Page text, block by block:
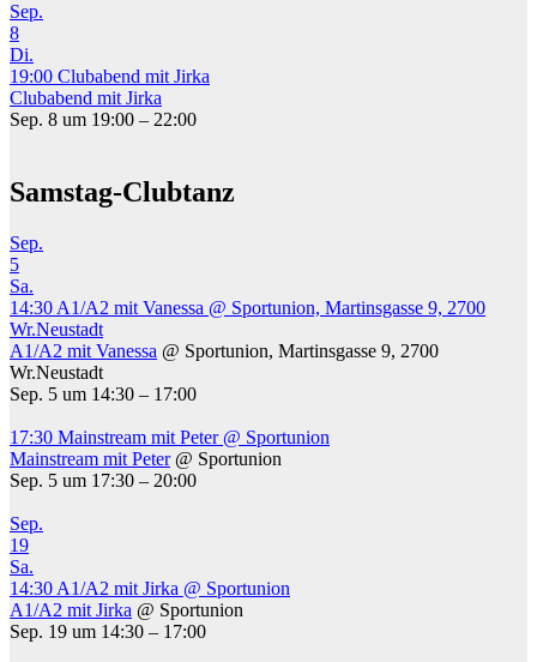
Sep.
8
Di.
19:00 Clubabend mit Jirka
Clubabend mit Jirka
Sep. 8 um 19:00 – 22:00
Samstag-Clubtanz
Sep.
5
Sa.
14:30 A1/A2 mit Vanessa @ Sportunion, Martinsgasse 9, 2700
Wr.Neustadt
A1/A2 mit Vanessa @ Sportunion, Martinsgasse 9, 2700
Wr.Neustadt
Sep. 5 um 14:30 – 17:00
17:30 Mainstream mit Peter @ Sportunion
Mainstream mit Peter @ Sportunion
Sep. 5 um 17:30 – 20:00
Sep.
19
Sa.
14:30 A1/A2 mit Jirka @ Sportunion
A1/A2 mit Jirka @ Sportunion
Sep. 19 um 14:30 – 17:00